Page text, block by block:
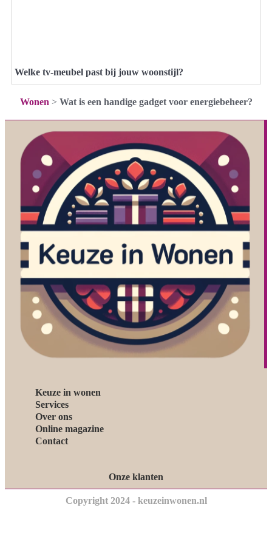
Welke tv-meubel past bij jouw woonstijl?
Wonen > Wat is een handige gadget voor energiebeheer?
Keuze in wonen
Services
Over ons
Online magazine
Contact
Onze klanten
Copyright 2024 - keuzeinwonen.nl